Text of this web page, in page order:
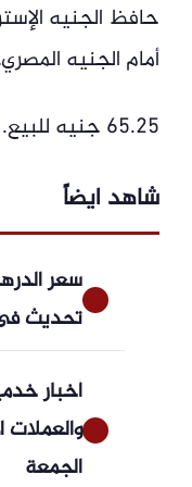
حافظ الجنيه
أمام الجنيه
65.25 جنيه للبيع.
شاهد ايضاً
سعر
تحديث فى
أخبار
والعملات
الجمعة